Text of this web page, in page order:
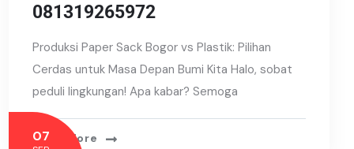
081319265972
Produksi Paper Sack Bogor vs Plastik: Pilihan
Cerdas untuk Masa Depan Bumi Kita Halo, sobat
peduli lingkungan! Apa kabar? Semoga
Read More
07